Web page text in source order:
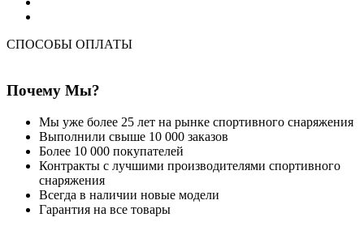
СПОСОБЫ ОПЛАТЫ
Почему Мы?
Мы уже более 25 лет на рынке спортивного снаряжения
Выполнили свыше 10 000 заказов
Более 10 000 покупателей
Контракты с лучшими производителями спортивного
снаряжения
Всегда в наличии новые модели
Гарантия на все товары